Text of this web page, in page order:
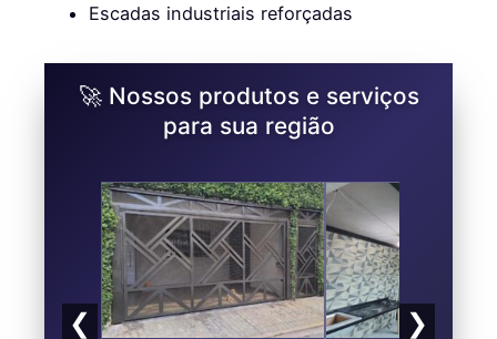
Escadas industriais reforçadas
🚀 Nossos produtos e serviços
para sua região
❮ ❯